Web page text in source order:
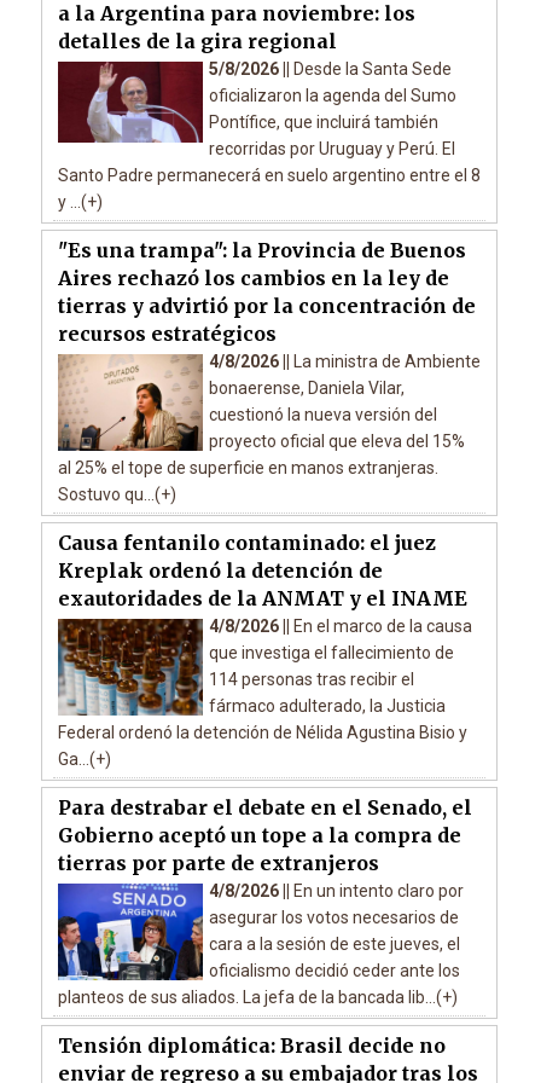
a la Argentina para noviembre: los
detalles de la gira regional
5/8/2026 ||
Desde la Santa Sede
oficializaron la agenda del Sumo
Pontífice, que incluirá también
recorridas por Uruguay y Perú. El
Santo Padre permanecerá en suelo argentino entre el 8
y ...(+)
"Es una trampa": la Provincia de Buenos
Aires rechazó los cambios en la ley de
tierras y advirtió por la concentración de
recursos estratégicos
4/8/2026 ||
La ministra de Ambiente
bonaerense, Daniela Vilar,
cuestionó la nueva versión del
proyecto oficial que eleva del 15%
al 25% el tope de superficie en manos extranjeras.
Sostuvo qu...(+)
Causa fentanilo contaminado: el juez
Kreplak ordenó la detención de
exautoridades de la ANMAT y el INAME
4/8/2026 ||
En el marco de la causa
que investiga el fallecimiento de
114 personas tras recibir el
fármaco adulterado, la Justicia
Federal ordenó la detención de Nélida Agustina Bisio y
Ga...(+)
Para destrabar el debate en el Senado, el
Gobierno aceptó un tope a la compra de
tierras por parte de extranjeros
4/8/2026 ||
En un intento claro por
asegurar los votos necesarios de
cara a la sesión de este jueves, el
oficialismo decidió ceder ante los
planteos de sus aliados. La jefa de la bancada lib...(+)
Tensión diplomática: Brasil decide no
enviar de regreso a su embajador tras los